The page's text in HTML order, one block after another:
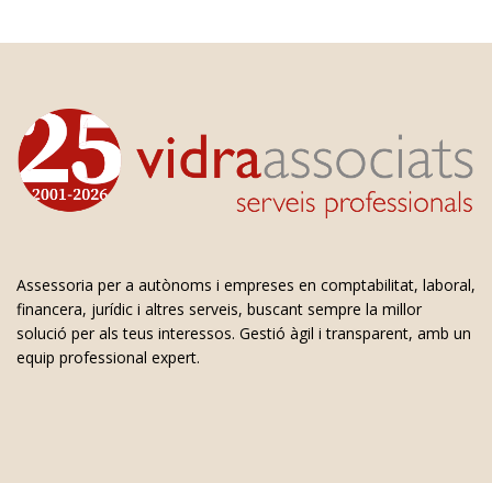
Assessoria per a autònoms i empreses en comptabilitat, laboral,
financera, jurídic i altres serveis, buscant sempre la millor
solució per als teus interessos. Gestió àgil i transparent, amb un
equip professional expert.